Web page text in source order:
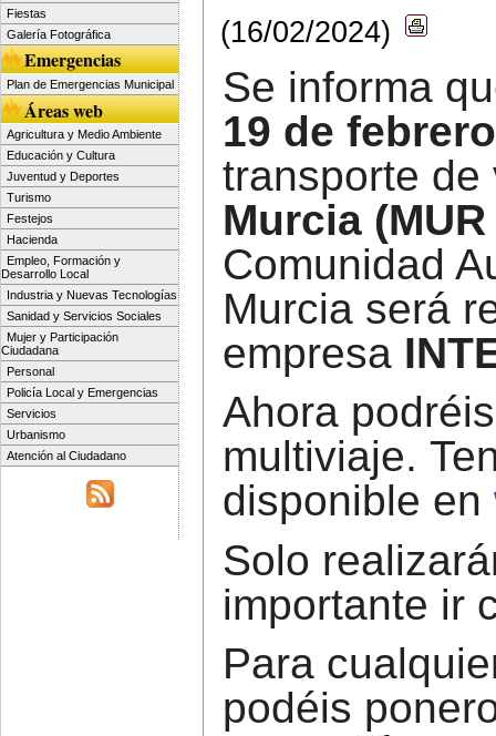
Fiestas
Galería Fotográfica
Emergencias
Plan de Emergencias Municipal
Áreas web
Agricultura y Medio Ambiente
Educación y Cultura
Juventud y Deportes
Turismo
Festejos
Hacienda
Empleo, Formación y
Desarrollo Local
Industria y Nuevas Tecnologías
Sanidad y Servicios Sociales
Mujer y Participación
Ciudadana
Personal
Policía Local y Emergencias
Servicios
Urbanismo
Atención al Ciudadano
(16/02/2024)
Se informa
19 de febrero
transporte
Murcia
Comunidad
Murcia será
empresa
Ahora
multiviaje.
disponible en
Solo
importante ir
Para
podéis